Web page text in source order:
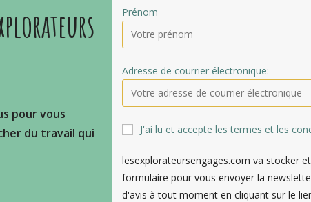
pour vous
du travail qui
Prénom
Adresse de courrier électronique:
J'ai lu et accepte les termes et les
lesexplorateursengages.com va stocker
formulaire pour vous envoyer la
d'avis à tout moment en cliquant sur le